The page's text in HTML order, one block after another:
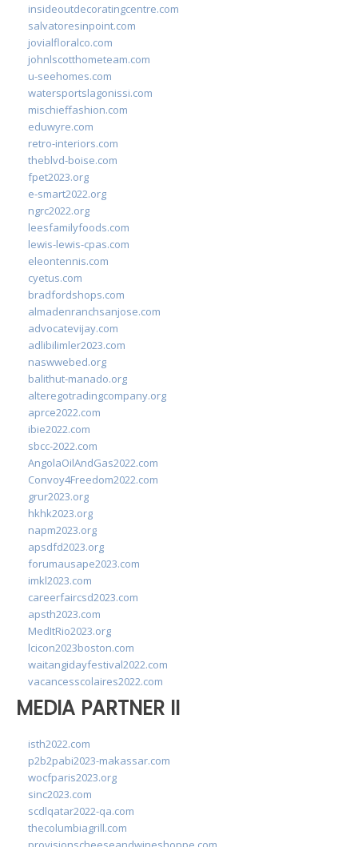
insideoutdecoratingcentre.com
salvatoresinpoint.com
jovialfloralco.com
johnlscotthometeam.com
u-seehomes.com
watersportslagonissi.com
mischieffashion.com
eduwyre.com
retro-interiors.com
theblvd-boise.com
fpet2023.org
e-smart2022.org
ngrc2022.org
leesfamilyfoods.com
lewis-lewis-cpas.com
eleontennis.com
cyetus.com
bradfordshops.com
almadenranchsanjose.com
advocatevijay.com
adlibilimler2023.com
naswwebed.org
balithut-manado.org
alteregotradingcompany.org
aprce2022.com
ibie2022.com
sbcc-2022.com
AngolaOilAndGas2022.com
Convoy4Freedom2022.com
grur2023.org
hkhk2023.org
napm2023.org
apsdfd2023.org
forumausape2023.com
imkl2023.com
careerfaircsd2023.com
apsth2023.com
MedItRio2023.org
lcicon2023boston.com
waitangidayfestival2022.com
vacancesscolaires2022.com
MEDIA PARTNER II
isth2022.com
p2b2pabi2023-makassar.com
wocfparis2023.org
sinc2023.com
scdlqatar2022-qa.com
thecolumbiagrill.com